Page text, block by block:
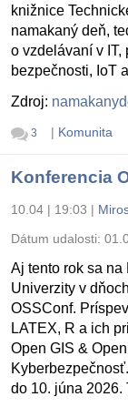
knižnice
namakaný deň,
o vzdelávaní v IT,
bezpečnosti, IoT
Zdroj:
3 | Komunita
Konferencia
10.04 | 19:03 |
Dátum udalosti:
Aj tento rok sa
Univerzity v
OSSConf.
LATEX, R a ich
Open GIS &
do 10. júna 2026.